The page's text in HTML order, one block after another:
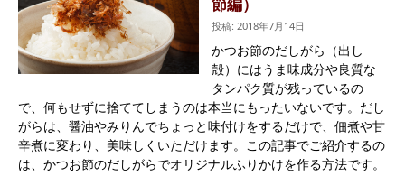
節編）
投稿: 2018年7月14日
かつお節のだしがら（出し
殻）にはうま味成分や良質な
タンパク質が残っているの
で、何もせずに捨ててしまうのは本当にもったいないです。だし
がらは、醤油やみりんでちょっと味付けをするだけで、佃煮や甘
辛煮に変わり、美味しくいただけます。この記事でご紹介するの
は、かつお節のだしがらでオリジナルふりかけを作る方法です。